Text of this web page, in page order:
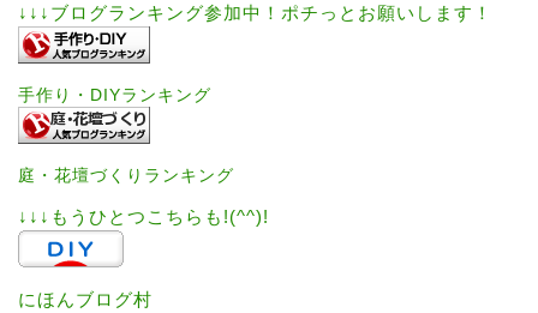
↓↓↓ブログランキング参加中！ポチっとお願いします！
手作り・DIYランキング
庭・花壇づくりランキング
↓↓↓もうひとつこちらも!(^^)!
にほんブログ村